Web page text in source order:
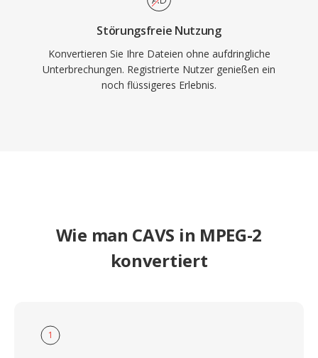
Störungsfreie Nutzung
Konvertieren Sie Ihre Dateien ohne aufdringliche
Unterbrechungen. Registrierte Nutzer genießen ein
noch flüssigeres Erlebnis.
Wie man CAVS in MPEG-2
konvertiert
1